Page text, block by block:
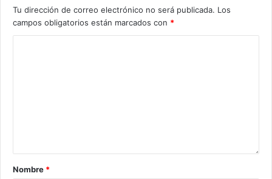
Tu dirección de correo electrónico no será publicada. Los
campos obligatorios están marcados con *
Nombre *